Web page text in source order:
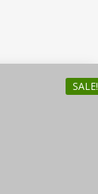
SALE!